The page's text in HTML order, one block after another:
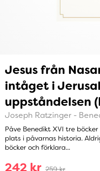
Jesus från
intåget i
uppståndelsen
Joseph Ratzinger -
Påve Benedikt XVI tre
plats i påvarnas historia.
böcker och förklara...
242 kr 259 kr